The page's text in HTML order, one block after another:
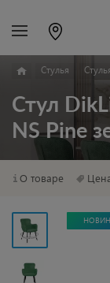
Стулья
Стул
NS Pine
О товаре